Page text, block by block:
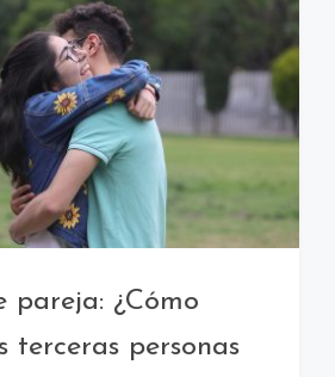
pareja: ¿Cómo
terceras personas